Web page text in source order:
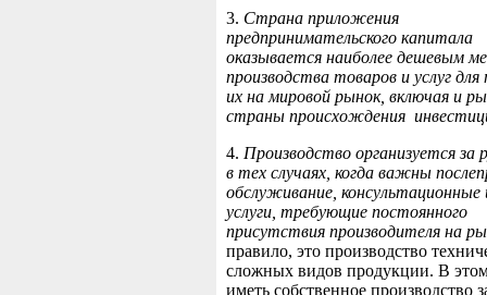
3. Страна приложения
предпринимательского капитала
оказывается наиболее дешевым
производства товаров и услуг для
их на мировой рынок, включая и
страны происхождения
4. Производство организуется за
в тех случаях, когда важны
обслуживание, консультационные
услуги, требующие постоянного
присутствия производителя на
правило, это производство
сложных видов продукции. В
иметь собственное производство